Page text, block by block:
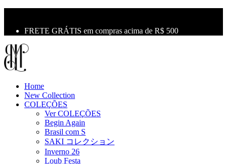
FRETE GRÁTIS em compras acima de R$ 500
Home
New Collection
COLEÇÕES
Ver COLEÇÕES
Begin Again
Brasil com S
SAKI コレクション
Inverno 26
Loub Festa